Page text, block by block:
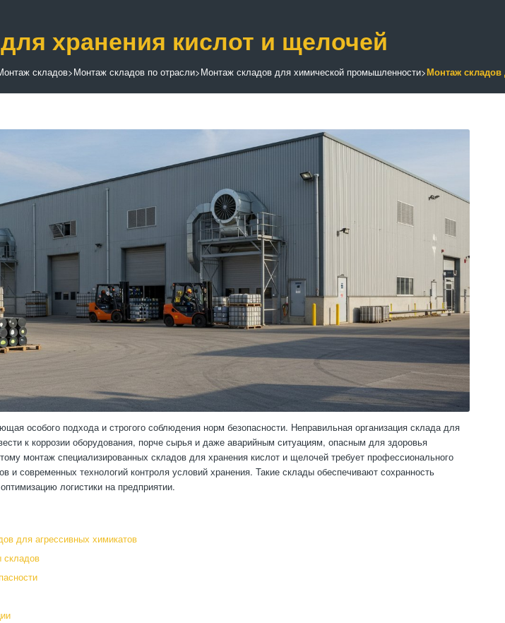
хранения кислот и щелочей
складов>Монтаж складов по отрасли>Монтаж складов для химической промышленности>Монтаж складов
особого подхода и строгого соблюдения норм безопасности. Неправильная организация склада для
к коррозии оборудования, порче сырья и даже аварийным ситуациям, опасным для здоровья
монтаж специализированных складов для хранения кислот и щелочей требует профессионального
и современных технологий контроля условий хранения. Такие склады обеспечивают сохранность
логистики на предприятии.
для агрессивных химикатов
складов